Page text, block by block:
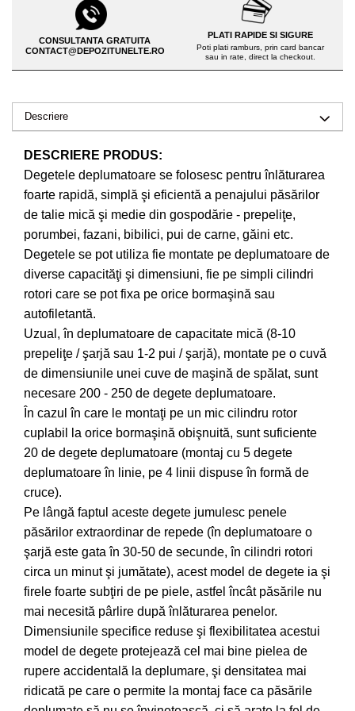
Drujbe pe benzina
Echipamente ferma
Freze pentru zapada
Chiuvete
Masini de maturat si accesorii
Masini de tuns iarba
Motocoase
Accesorii motocositoare
Accesorii pentru masini de tuns
gazon
Masini de tuns iarba/gazon
Tractorase pentru gazon
Mobilier pentru gradina
Mori de macinat cereale
Pompe de apa
Motopompe
Accesorii pentru irigatii
Furtunuri
Pompe de apa de suprafata
Pompe recirculare
Pompe submersibile
Sisteme de irigat si stropit
Timp liber
Accesorii pentru ATV
Alte vehicule electrice
ATV-uri
Biciclete
Scuter
Tocatoare resturi vegetale
Invertoare sudura - IGBT / MMA
Aspiratoare
Echipamente industriale de
brichetare / peletizare
Echipamente pentru protectia
muncii
Generatoare
Pistoale de lipit
CONSULTANTA GRATUITA
CONTACT@DEPOZITUNELTE.RO
PLATI RAPIDE SI SIGURE
Poti plati ramburs, prin card bancar
sau in rate, direct la checkout.
Descriere
DESCRIERE PRODUS:
Degetele deplumatoare se folosesc pentru înlăturarea
foarte rapidă, simplă şi eficientă a penajului păsărilor
de talie mică şi medie din gospodărie - prepeliţe,
porumbei, fazani, bibilici, pui de carne, găini etc.
Degetele se pot utiliza fie montate pe deplumatoare de
diverse capacităţi şi dimensiuni, fie pe simpli cilindri
rotori care se pot fixa pe orice bormaşină sau
autofiletantă.
Uzual, în deplumatoare de capacitate mică (8-10
prepeliţe / şarjă sau 1-2 pui / şarjă), montate pe o cuvă
de dimensiunile unei cuve de maşină de spălat, sunt
necesare 200 - 250 de degete deplumatoare.
În cazul în care le montaţi pe un mic cilindru rotor
cuplabil la orice bormaşină obişnuită, sunt suficiente
20 de degete deplumatoare (montaj cu 5 degete
deplumatoare în linie, pe 4 linii dispuse în formă de
cruce).
Pe lângă faptul aceste degete jumulesc penele
păsărilor extraordinar de repede (în deplumatoare o
şarjă este gata în 30-50 de secunde, în cilindri rotori
circa un minut şi jumătate), acest model de degete ia şi
firele foarte subţiri de pe piele, astfel încât păsările nu
mai necesită pârlire după înlăturarea penelor.
Dimensiunile specifice reduse şi flexibilitatea acestui
model de degete protejează cel mai bine pielea de
rupere accidentală la deplumare, şi densitatea mai
ridicată pe care o permite la montaj face ca păsările